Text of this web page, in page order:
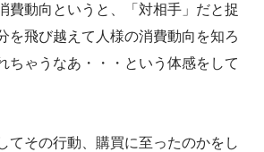
費動向というと、「対相手」だと捉
を飛び越えて人様の消費動向を知ろ
ちゃうなあ・・・という体感をして
てその行動、購買に至ったのかをし